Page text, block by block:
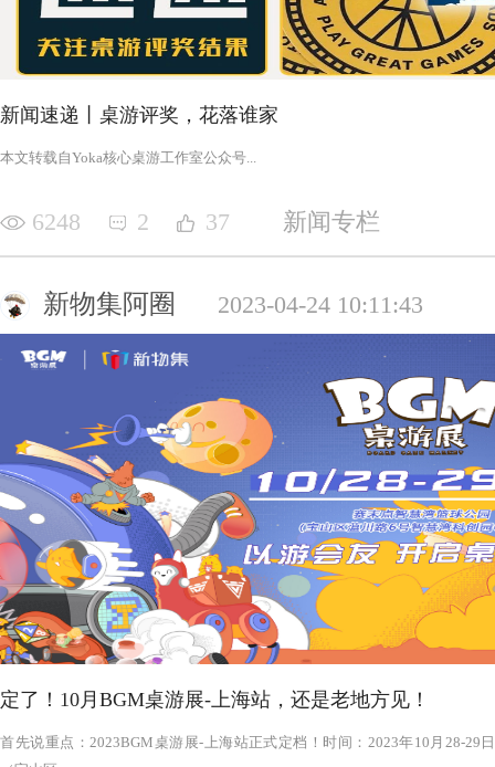
新闻速递丨桌游评奖，花落谁家
‍‍‍‍‍‍‍‍‍‍‍‍‍‍‍‍‍‍‍‍本文转载自Yoka核心桌游工作室公众号‍‍‍...
6248 2 37 新闻专栏
新物集阿圈 2023-04-24 10:11:43
定了！10月BGM桌游展-上海站，还是老地方见！
首先说重点：2023BGM桌游展-上海站正式定档！时间：2023年10月28-29